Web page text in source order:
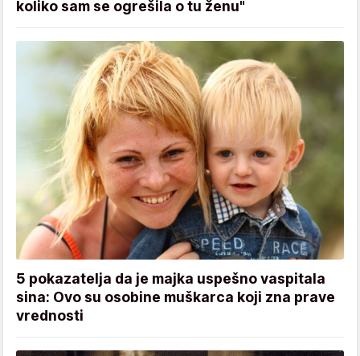
koliko sam se ogrešila o tu ženu"
5 pokazatelja da je majka uspešno vaspitala
sina: Ovo su osobine muškarca koji zna prave
vrednosti